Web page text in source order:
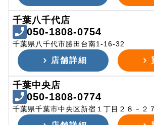
千葉八千代店
050-1808-0754
千葉県八千代市勝田台南1-16-32
店舗詳細
千葉中央店
050-1808-0774
千葉県千葉市中央区新宿１丁目２８－２７